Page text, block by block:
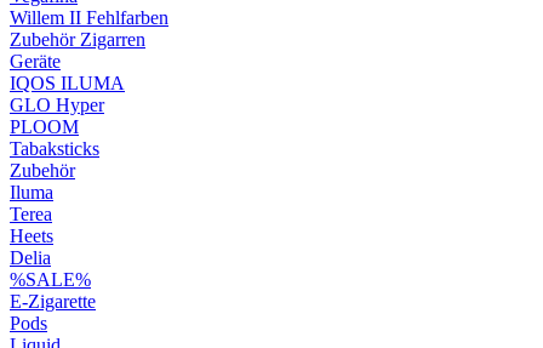
Willem II Fehlfarben
Zubehör Zigarren
Geräte
IQOS ILUMA
GLO Hyper
PLOOM
Tabaksticks
Zubehör
Iluma
Terea
Heets
Delia
%SALE%
E-Zigarette
Pods